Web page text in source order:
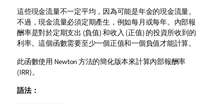
這些現金流量不一定平均，因為可能是年金的現金流量。
不過，現金流量必須定期產生，例如每月或每年。內部報
酬率是對於定期支出 (負值) 和收入 (正值) 的投資所收到的
利率。這個函數需要至少一個正值和一個負值才能計算。
此函數使用 Newton 方法的簡化版本來計算內部報酬率
(IRR)。
語法：